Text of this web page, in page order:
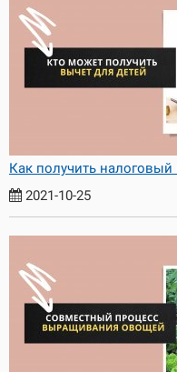
Как получить налоговый
2021-10-25